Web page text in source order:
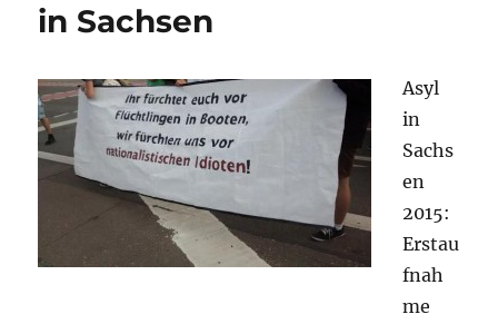
in Sachsen
Asyl
in
Sachs
en
2015:
Erstau
fnah
me